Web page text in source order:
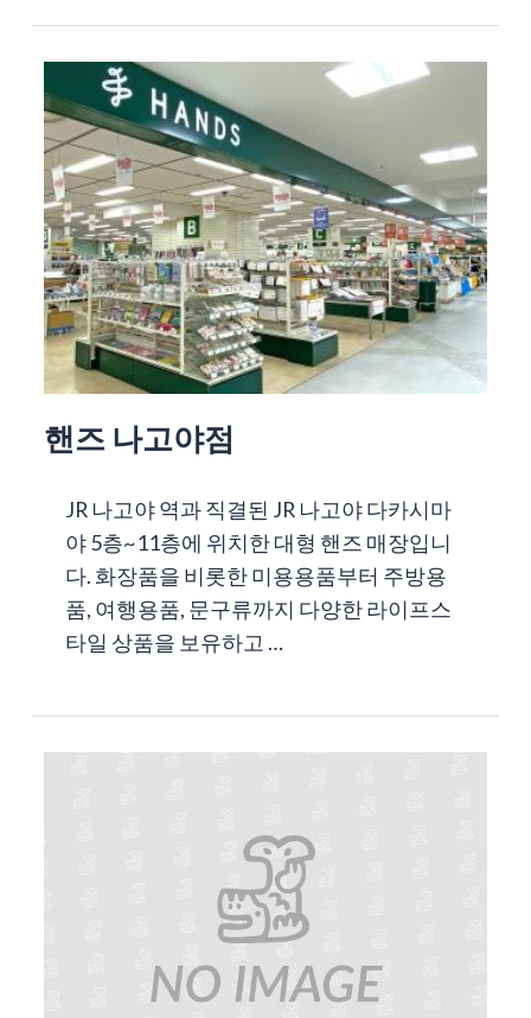
핸즈 나고야점
JR 나고야 역과 직결된 JR 나고야 다카시마
야 5층~11층에 위치한 대형 핸즈 매장입니
다. 화장품을 비롯한 미용용품부터 주방용
품, 여행용품, 문구류까지 다양한 라이프스
타일 상품을 보유하고 …